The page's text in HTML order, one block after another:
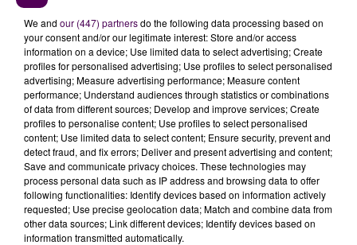
Rendez-vous sur stand Sweet FM... désormais en 2023
Pour consulter le site internet de la Foire du
Mans,cliquez ici!
Pour consulter le site internet de Le Mans
Événements,cliquez ici!
Pour suivre en direct notre présence sur la Foire du
Mans, rendez-vous sur lapage Facebook de Sweet
FM, lapage Instagram de Sweet FMet écoutez la
radio !
We and our (447) partnersdo the following data processing based on
your consent and/or our legitimate interest: Store and/or access
information on a device; Use limited data to select advertising; Create
profiles for personalised advertising; Use profiles to select personalised
advertising; Measure advertising performance; Measure content
performance; Understand audiences through statistics or combinations
of data from different sources; Develop and improve services; Create
profiles to personalise content; Use profiles to select personalised
content; Use limited data to select content; Ensure security, prevent and
detect fraud, and fix errors; Deliver and present advertising and content;
Save and communicate privacy choices. These technologies may
process personal data such as IP address and browsing data to offer
following functionalities: Identify devices based on information actively
requested; Use precise geolocation data; Match and combine data from
other data sources; Link different devices; Identify devices based on
information transmitted automatically.